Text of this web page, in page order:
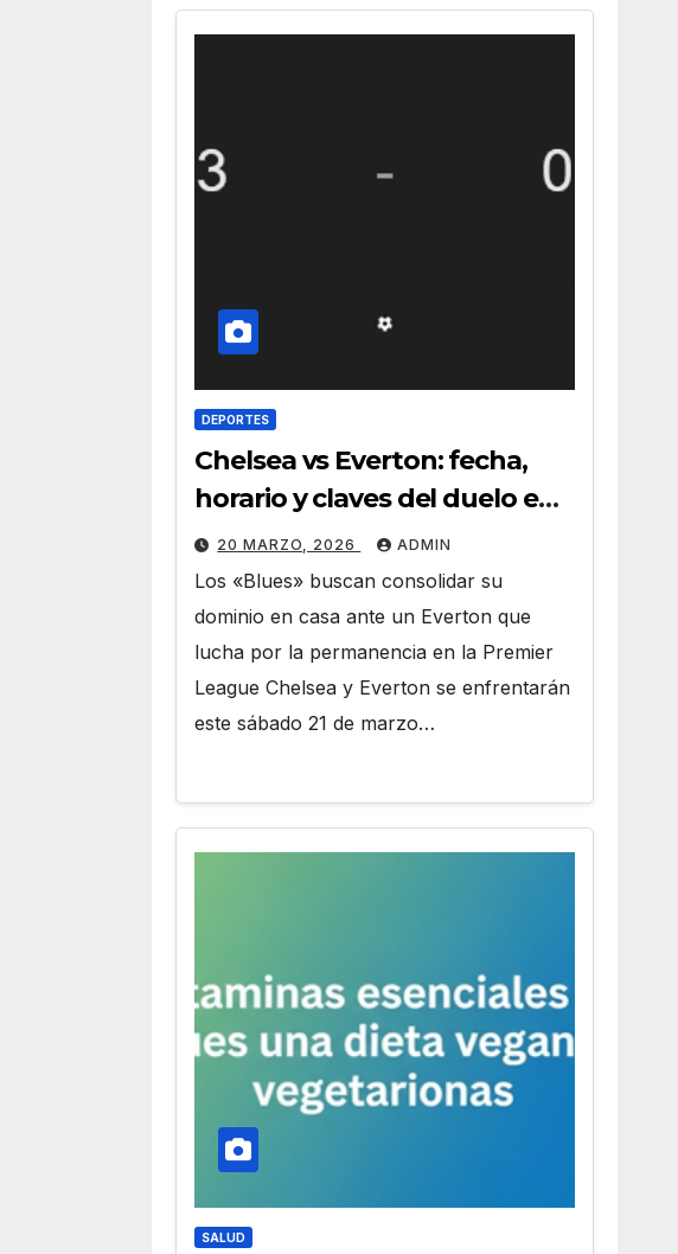
DEPORTES
Chelsea vs Everton: fecha,
horario y claves del duelo en
Stamford Bridge
20 MARZO, 2026 ADMIN
Los «Blues» buscan consolidar su
dominio en casa ante un Everton que
lucha por la permanencia en la Premier
League Chelsea y Everton se enfrentarán
este sábado 21 de marzo…
SALUD